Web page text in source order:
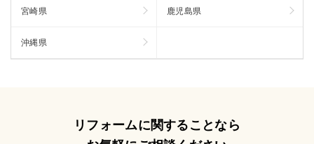
宮崎県 鹿児島県
沖縄県
リフォームに関することなら